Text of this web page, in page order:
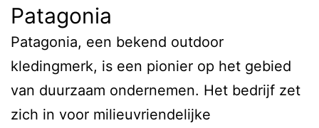
Patagonia
Patagonia, een bekend outdoor
kledingmerk, is een pionier op het gebied
van duurzaam ondernemen. Het bedrijf zet
zich in voor milieuvriendelijke